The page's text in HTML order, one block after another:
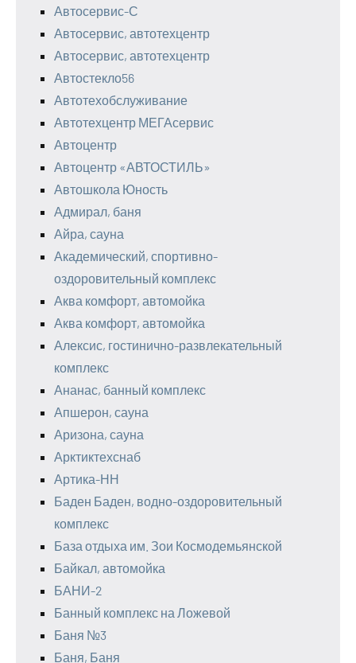
Автосервис-С
Автосервис, автотехцентр
Автосервис, автотехцентр
Автостекло56
Автотехобслуживание
Автотехцентр МЕГАсервис
Автоцентр
Автоцентр «АВТОСТИЛЬ»
Автошкола Юность
Адмирал, баня
Айра, сауна
Академический, спортивно-
оздоровительный комплекс
Аква комфорт, автомойка
Аква комфорт, автомойка
Алексис, гостинично-развлекательный
комплекс
Ананас, банный комплекс
Апшерон, сауна
Аризона, сауна
Арктиктехснаб
Артика-НН
Баден Баден, водно-оздоровительный
комплекс
База отдыха им. Зои Космодемьянской
Байкал, автомойка
БАНИ-2
Банный комплекс на Ложевой
Баня №3
Баня, Баня